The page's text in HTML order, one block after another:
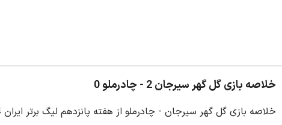
خلاصه بازی گل گهر سیرجان 2 - چادرملو 0
خلاصه بازی گل گهر سیرجان - چادرملو از هفته پانزدهم لیگ برتر ایران 04-1403